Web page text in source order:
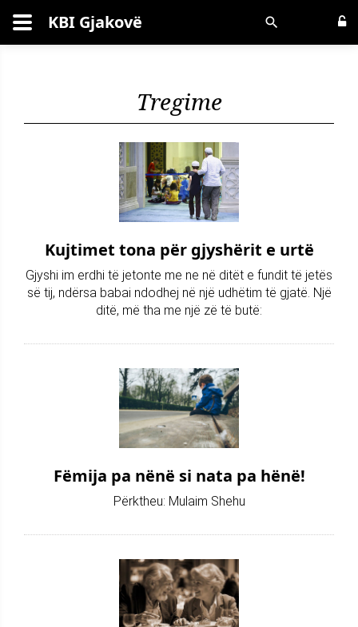
Kërko KBI Gjakovë
Tregime
Kujtimet tona për gjyshërit e urtë
Gjyshi im erdhi të jetonte me ne në ditët e fundit të jetës
së tij, ndërsa babai ndodhej në një udhëtim të gjatë. Një
ditë, më tha me një zë të butë:
Fëmija pa nënë si nata pa hënë!
Përktheu: Mulaim Shehu